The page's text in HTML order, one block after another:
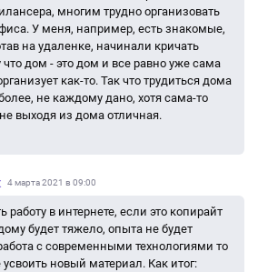
многим трудно организовать
У меня, например, есть знакомые,
на удаленке, начинали кричать
что дом - это дом и все равно уже сама
как-то. Так что трудиться дома
не каждому дано, хотя сама-то
выходя из дома отличная.
4 марта 2021 в 09:00
работу в интернете, если это копирайт
будет тяжело, опыта не будет
с современными технологиями то
новый материал. Как итог: